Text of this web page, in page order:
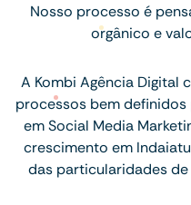
Nosso processo é
orgânico e
A Kombi Agência Digital
processos bem
em Social Media
crescimento em
das particularidades